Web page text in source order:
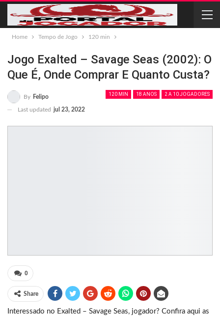
Home Tempo de Jogo 120 min
Jogo Exalted – Savage Seas (2002): O
Que É, Onde Comprar E Quanto Custa?
120 MIN 18 ANOS 2 A 10 JOGADORES
By Felipo
Last updated jul 23, 2022
0
Share
Interessado no Exalted – Savage Seas, jogador? Confira aqui as